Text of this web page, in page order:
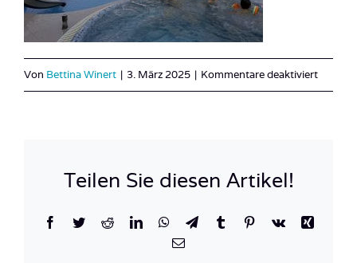
Von Bettina Winert | 3. März 2025 | Kommentare deaktiviertfür
Teilen Sie diesen Artikel!
Facebook
TwitterRedditLinkedInWhatsApp
TelegramTumblrPinterest
Vk
Xing
E-